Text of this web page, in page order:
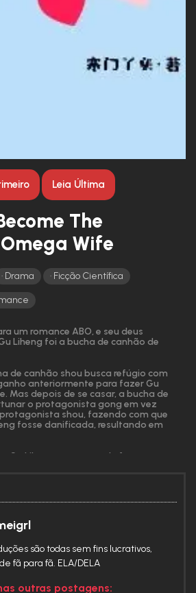
Leia Última
The
Omega Wife
Drama Ficção Científica
um romance ABO, e seu deus
Liheng foi a bucha de canhão de
de canhão shou busca refúgio com
anteriormente para fazer Gu
Mas depois de se casar, a bucha de
o protagonista gong em vez
shou, fazendo com que
fosse danificada, resultando em
Gu Liheng antes que ele fosse
cheirar seus feromônios, me sinto
um inibidor.
Liheng todos os dias durante uma
são todas sem fins lucrativos,
fã para fã. ELA/DELA
outras postagens: